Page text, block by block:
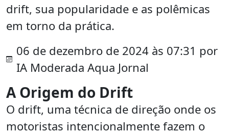
drift, sua popularidade e as polêmicas
em torno da prática.
06 de dezembro de 2024 às 07:31 por
IA Moderada Aqua Jornal
A Origem do Drift
O drift, uma técnica de direção onde os
motoristas intencionalmente fazem o